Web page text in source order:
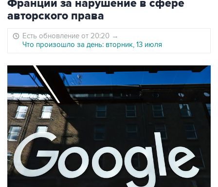
Франции за нарушение в сфере
авторского права
Есть обновление от 20:20 →
Что произошло за день: вторник, 13 июля